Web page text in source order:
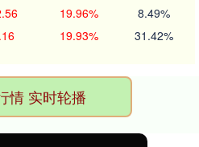
19.96% 8.49%
19.93% 31.42%
情 实时轮播